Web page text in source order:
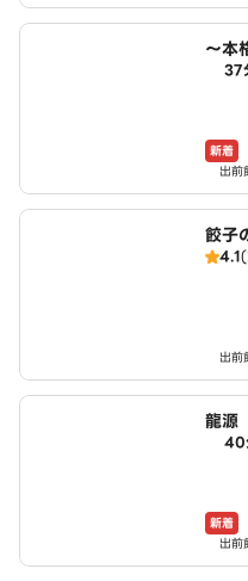
～本
小木
37
新着
出前
餃子
4.1
出前
龍源
40
新着
出前